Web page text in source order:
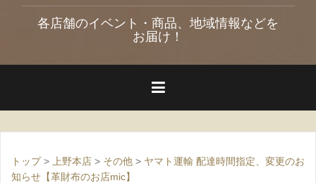
各店舗のイベント・商品、地域情報などを
お届け！
トップ> 上野本店 > その他 > ヤマト運輸 配達時間指定、変更のお
知らせ【革財布のお店mic】